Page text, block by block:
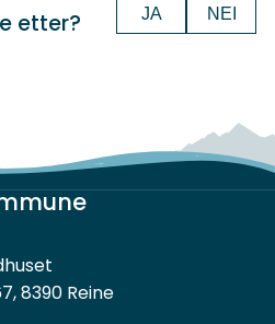
etter? JA NEI
8390 Reine